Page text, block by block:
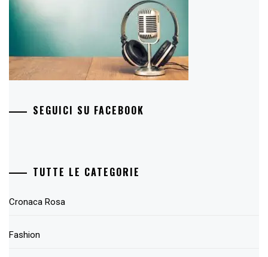
SEGUICI SU FACEBOOK
TUTTE LE CATEGORIE
Cronaca Rosa
Fashion